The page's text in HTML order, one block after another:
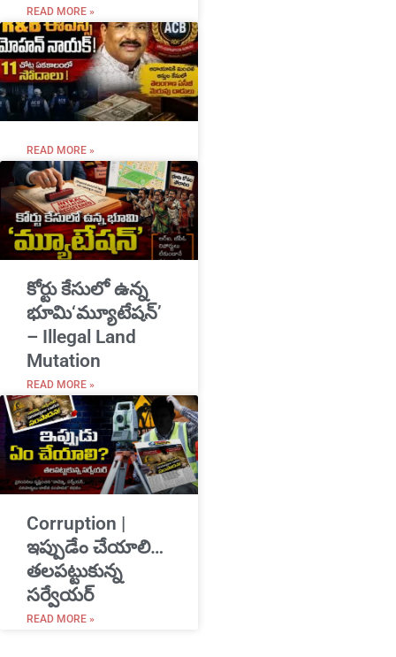
READ MORE »
READ MORE »
​కోర్టు కేసులో ఉన్న
భూమి‘మ్యూటేషన్’
– Illegal Land
Mutation
READ MORE »
Corruption |
ఇప్పుడేం చేయాలి…
తలపట్టుకున్న
సర్వేయర్
READ MORE »